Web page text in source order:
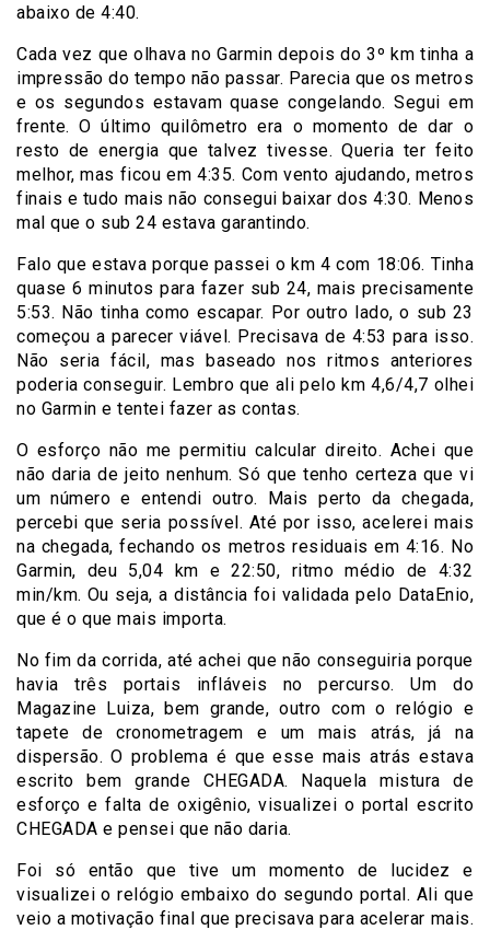
abaixo de 4:40.
Cada vez que olhava no Garmin depois do 3º km tinha a
impressão do tempo não passar. Parecia que os metros
e os segundos estavam quase congelando. Segui em
frente. O último quilômetro era o momento de dar o
resto de energia que talvez tivesse. Queria ter feito
melhor, mas ficou em 4:35. Com vento ajudando, metros
finais e tudo mais não consegui baixar dos 4:30. Menos
mal que o sub 24 estava garantindo.
Falo que estava porque passei o km 4 com 18:06. Tinha
quase 6 minutos para fazer sub 24, mais precisamente
5:53. Não tinha como escapar. Por outro lado, o sub 23
começou a parecer viável. Precisava de 4:53 para isso.
Não seria fácil, mas baseado nos ritmos anteriores
poderia conseguir. Lembro que ali pelo km 4,6/4,7 olhei
no Garmin e tentei fazer as contas.
O esforço não me permitiu calcular direito. Achei que
não daria de jeito nenhum. Só que tenho certeza que vi
um número e entendi outro. Mais perto da chegada,
percebi que seria possível. Até por isso, acelerei mais
na chegada, fechando os metros residuais em 4:16. No
Garmin, deu 5,04 km e 22:50, ritmo médio de 4:32
min/km. Ou seja, a distância foi validada pelo DataEnio,
que é o que mais importa.
No fim da corrida, até achei que não conseguiria porque
havia três portais infláveis no percurso. Um do
Magazine Luiza, bem grande, outro com o relógio e
tapete de cronometragem e um mais atrás, já na
dispersão. O problema é que esse mais atrás estava
escrito bem grande CHEGADA. Naquela mistura de
esforço e falta de oxigênio, visualizei o portal escrito
CHEGADA e pensei que não daria.
Foi só então que tive um momento de lucidez e
visualizei o relógio embaixo do segundo portal. Ali que
veio a motivação final que precisava para acelerar mais.